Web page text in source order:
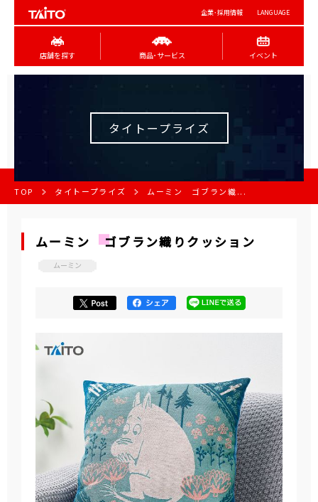
企業･採用情報 LANGUAGE
店舗を探す 商品･サービス イベント
タイトープライズ
TOP タイトープライズ ムーミン ゴブラン織...
ムーミン ゴブラン織りクッション
ムーミン